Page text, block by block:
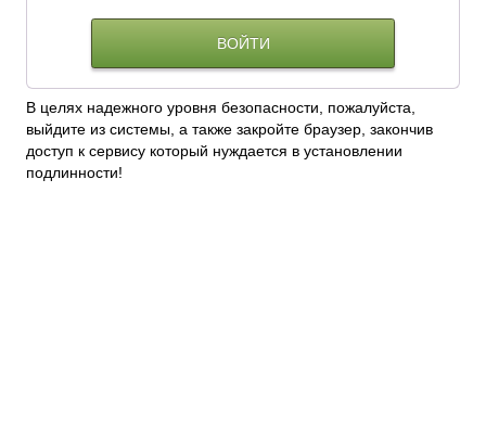
В целях надежного уровня безопасности, пожалуйста,
выйдите из системы, а также закройте браузер, закончив
доступ к сервису который нуждается в установлении
подлинности!